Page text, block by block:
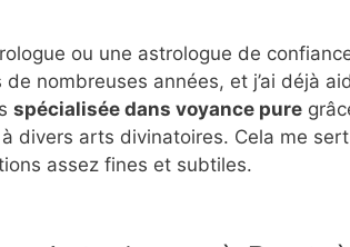
ou une astrologue de
nombreuses années, et j’ai déjà
spécialisée dans voyance pure
divers arts divinatoires. Cela me
assez fines et subtiles.